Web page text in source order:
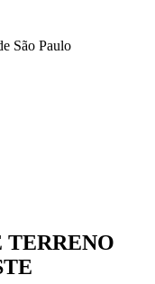
São Paulo
TERRENO